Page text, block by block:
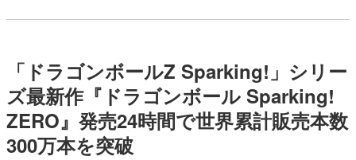
「ドラゴンボールZ Sparking!」シリー
ズ最新作『ドラゴンボール Sparking!
ZERO』発売24時間で世界累計販売本数
300万本を突破